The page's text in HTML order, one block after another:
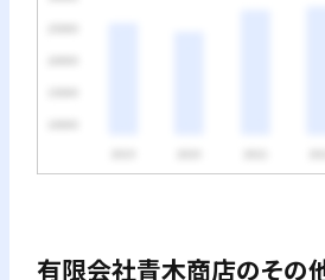
有限会社青木商店のその